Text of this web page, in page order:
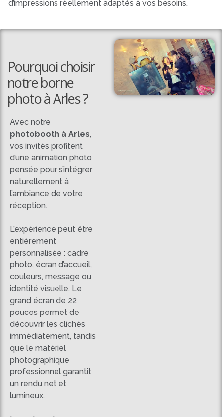
d’impressions réellement adaptés à vos besoins.
Pourquoi choisir
notre borne
photo à Arles ?
Avec notre
photobooth à Arles,
vos invités profitent
d’une animation photo
pensée pour s’intégrer
naturellement à
l’ambiance de votre
réception.
L’expérience peut être
entièrement
personnalisée : cadre
photo, écran d’accueil,
couleurs, message ou
identité visuelle. Le
grand écran de 22
pouces permet de
découvrir les clichés
immédiatement, tandis
que le matériel
photographique
professionnel garantit
un rendu net et
lumineux.